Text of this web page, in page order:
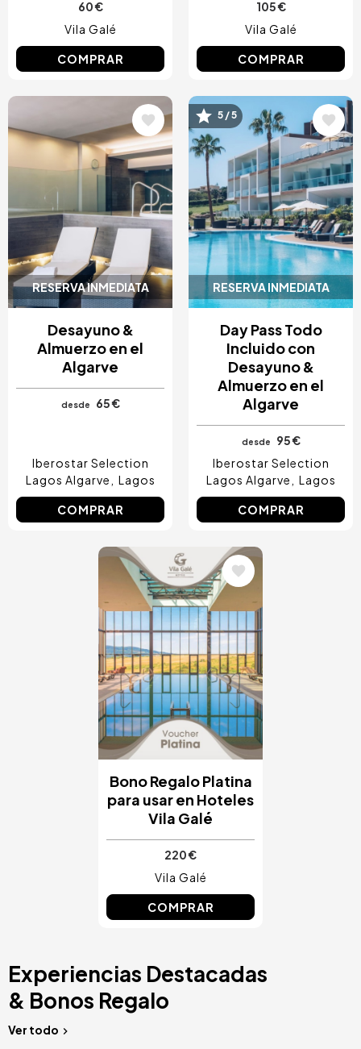
60 €
Vila Galé
COMPRAR
105 €
Vila Galé
COMPRAR
RESERVA INMEDIATA
Image
Desayuno &
Almuerzo en el
Algarve
desde 65 €
Iberostar Selection
Lagos Algarve
Lagos
COMPRAR
RESERVA INMEDIATA
Image
5 / 5
Day Pass Todo
Incluido con
Desayuno &
Almuerzo en el
Algarve
desde
95 €
Iberostar Selection
Lagos Algarve
Lagos
COMPRAR
Image
Bono Regalo Platina
para usar en Hoteles
Vila Galé
220 €
Vila Galé
COMPRAR
Experiencias Destacadas
& Bonos Regalo
Ver todo